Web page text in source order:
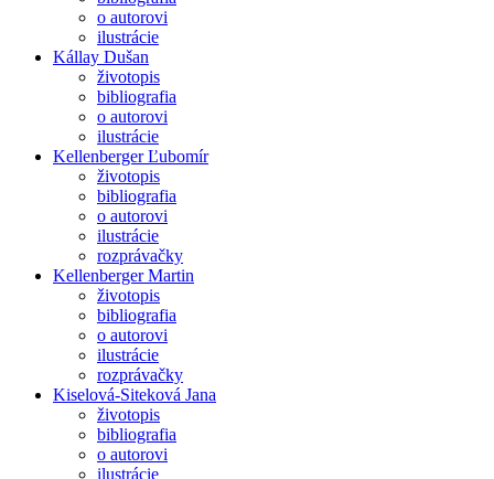
o autorovi
ilustrácie
Kállay Dušan
životopis
bibliografia
o autorovi
ilustrácie
Kellenberger Ľubomír
životopis
bibliografia
o autorovi
ilustrácie
rozprávačky
Kellenberger Martin
životopis
bibliografia
o autorovi
ilustrácie
rozprávačky
Kiselová-Siteková Jana
životopis
bibliografia
o autorovi
ilustrácie